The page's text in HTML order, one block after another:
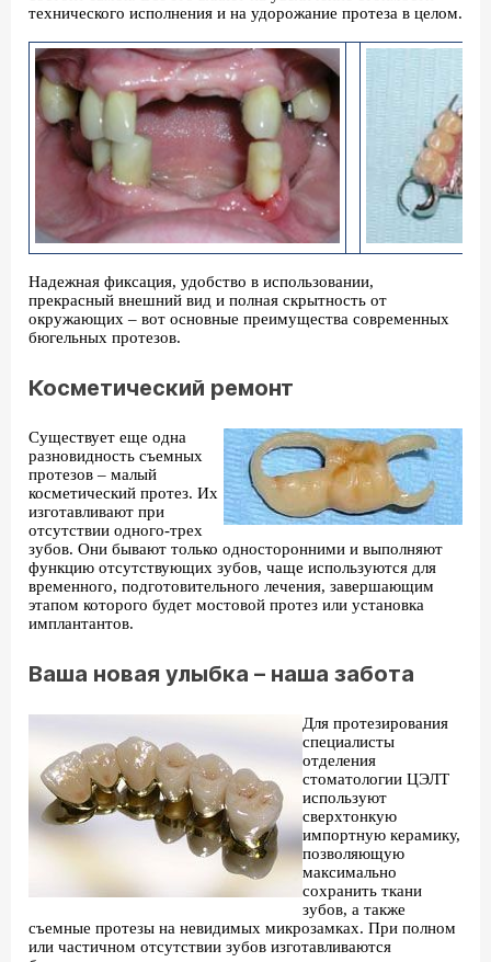
технического исполнения и на удорожание протеза в целом.
Надежная фиксация, удобство в использовании,
прекрасный внешний вид и полная скрытность от
окружающих – вот основные преимущества современных
бюгельных протезов.
Косметический ремонт
Существует еще одна
разновидность съемных
протезов – малый
косметический протез. Их
изготавливают при
отсутствии одного-трех
зубов. Они бывают только односторонними и выполняют
функцию отсутствующих зубов, чаще используются для
временного, подготовительного лечения, завершающим
этапом которого будет мостовой протез или установка
имплантантов.
Ваша новая улыбка – наша забота
Для протезирования
специалисты
отделения
стоматологии ЦЭЛТ
используют
сверхтонкую
импортную керамику,
позволяющую
максимально
сохранить ткани
зубов, а также
съемные протезы на невидимых микрозамках. При полном
или частичном отсутствии зубов изготавливаются